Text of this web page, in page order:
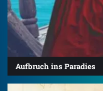
Aufbruch ins Paradies